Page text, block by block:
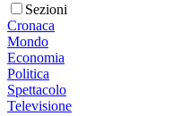
Sezioni
Cronaca
Mondo
Economia
Politica
Spettacolo
Televisione